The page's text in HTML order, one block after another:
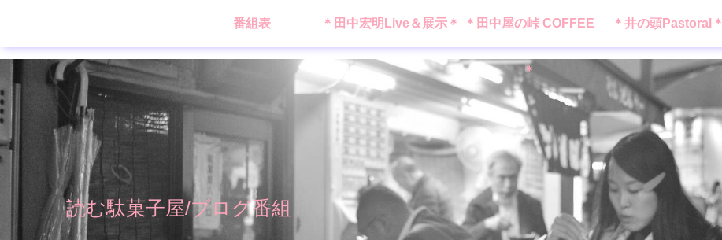
読む駄菓子屋/ブログ番組
番組表 ＊田中宏明Live＆展示＊ ＊田中屋の峠 COFFEE
＊
＊井の頭Pastoral＊